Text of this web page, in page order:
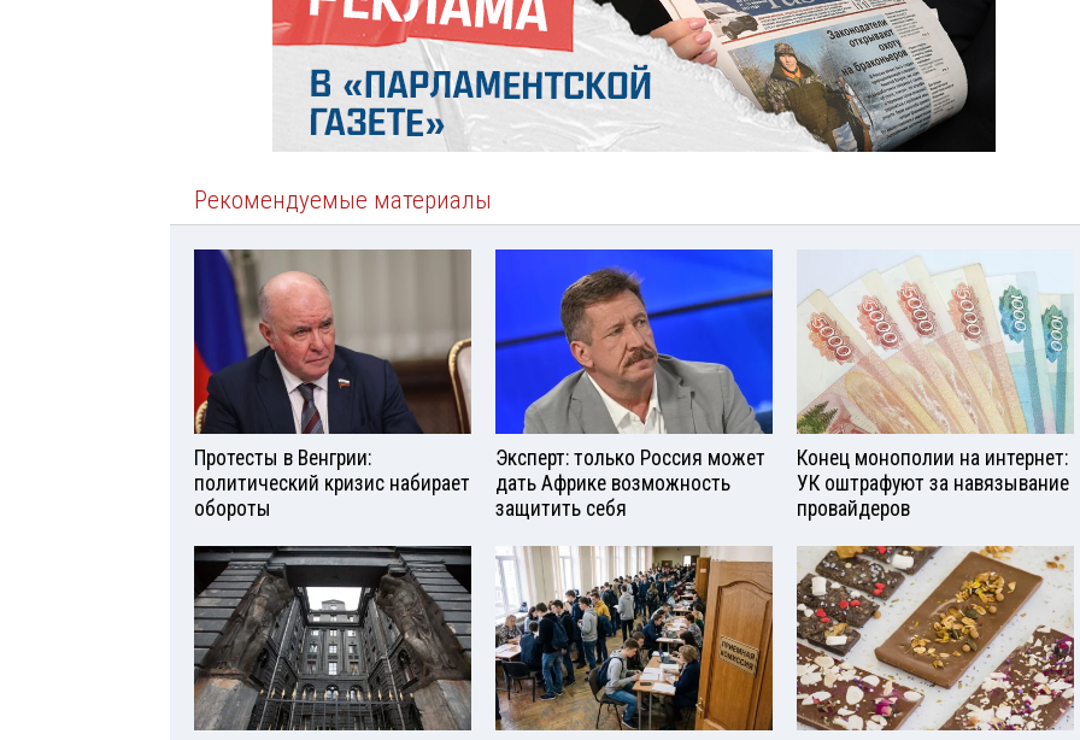
Рекомендуемые материалы
Протесты в Венгрии:
политический кризис набирает
обороты
Эксперт: только Россия может
дать Африке возможность
защитить себя
Конец монополии на интернет:
УК оштрафуют за навязывание
провайдеров